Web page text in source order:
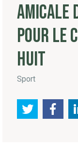
AMICALE
POUR LE
HUIT
Sport